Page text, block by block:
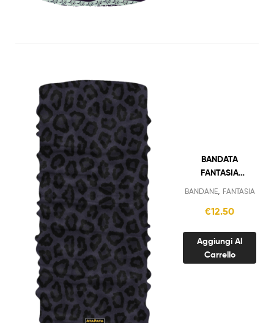
BANDATA
FANTASIA
LEOPARDATO
BANDANE, FANTASIA
€12.50
Aggiungi Al
Carrello